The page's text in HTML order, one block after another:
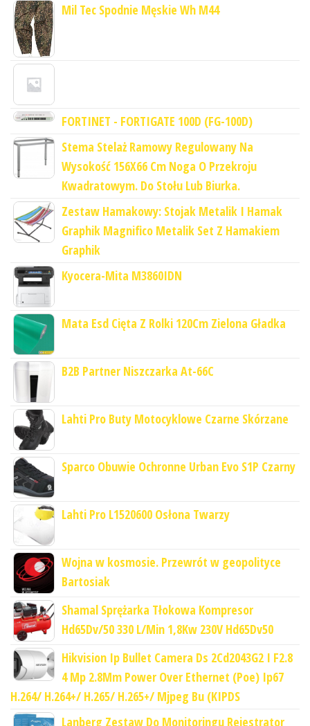
Mil Tec Spodnie Męskie Wh M44
FORTINET - FORTIGATE 100D (FG-100D)
Stema Stelaż Ramowy Regulowany Na
Wysokość 156X66 Cm Noga O Przekroju
Kwadratowym. Do Stołu Lub Biurka.
Zestaw Hamakowy: Stojak Metalik I Hamak
Graphik Magnifico Metalik Set Z Hamakiem
Graphik
Kyocera-Mita M3860IDN
Mata Esd Cięta Z Rolki 120Cm Zielona Gładka
B2B Partner Niszczarka At-66C
Lahti Pro Buty Motocyklowe Czarne Skórzane
Sparco Obuwie Ochronne Urban Evo S1P Czarny
Lahti Pro L1520600 Osłona Twarzy
Wojna w kosmosie. Przewrót w geopolityce
Bartosiak
Shamal Sprężarka Tłokowa Kompresor
Hd65Dv/50 330 L/Min 1,8Kw 230V Hd65Dv50
Hikvision Ip Bullet Camera Ds 2Cd2043G2 I F2.8
4 Mp 2.8Mm Power Over Ethernet (Poe) Ip67
H.264/ H.264+/ H.265/ H.265+/ Mjpeg Bu (KIPDS
Lanberg Zestaw Do Monitoringu Rejestrator